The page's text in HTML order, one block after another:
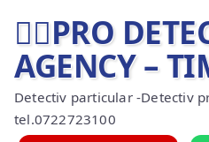
🕵️‍♂️PRO
AGENCY –
Detectiv particular -Detectiv
tel.0722723100